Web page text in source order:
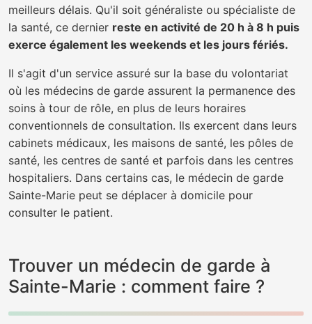
meilleurs délais. Qu'il soit généraliste ou spécialiste de
la santé, ce dernier reste en activité de 20 h à 8 h puis
exerce également les weekends et les jours fériés.
Il s'agit d'un service assuré sur la base du volontariat
où les médecins de garde assurent la permanence des
soins à tour de rôle, en plus de leurs horaires
conventionnels de consultation. Ils exercent dans leurs
cabinets médicaux, les maisons de santé, les pôles de
santé, les centres de santé et parfois dans les centres
hospitaliers. Dans certains cas, le médecin de garde
Sainte-Marie peut se déplacer à domicile pour
consulter le patient.
Trouver un médecin de garde à
Sainte-Marie : comment faire ?